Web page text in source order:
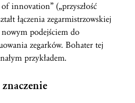
innovation” („przyszłość
łączenia zegarmistrzowskiej
podejściem do
zegarków. Bohater tej
przykładem.